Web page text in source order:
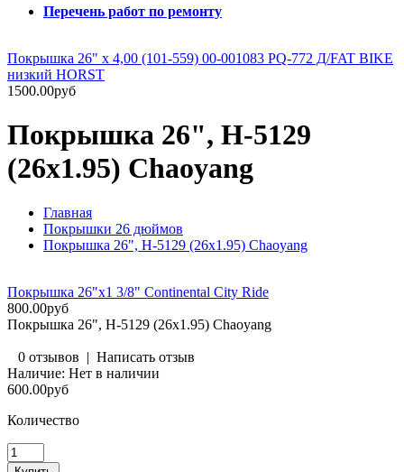
Перечень работ по ремонту
Покрышка 26" х 4,00 (101-559) 00-001083 PQ-772 Д/FAT BIKE
низкий HORST
1500.00руб
Покрышка 26", H-5129
(26x1.95) Chaoyang
Главная
Покрышки 26 дюймов
Покрышка 26", H-5129 (26x1.95) Chaoyang
Покрышка 26"x1 3/8" Continental City Ride
800.00руб
Покрышка 26", H-5129 (26x1.95) Chaoyang
0 отзывов | Написать отзыв
Наличие: Нет в наличии
600.00руб
Количество